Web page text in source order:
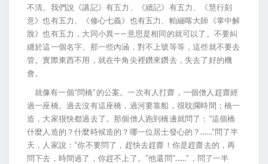
不清。我們說《講記》有五力、《續記》有五力、《慧行刻
意》也有五力、《修心七義》也有五力、帕繃喀大師《掌中解
脫》也有五力，大同小異——意思是相同的就可以了。不要糾
纏於這一個名字、那一些內涵，對不上號等等，這些就不要去
管。實際東西不用，就在牛角尖裡鑽來鑽去，失去了好的機
會。
就像有一個“問橋”的公案。一次有人打齋，一個僧人趕齋經
過一座橋。過去沒有這座橋，過河要靠船，很耽擱時間；橋一
造，大家很快都過去了。那個僧人跑到橋邊就問了：“這個橋
什麼人造的？什麼時候造的？哪一位居士發心的？……”問了半
天，人家說：“你不要問了，趕快去趕齋！你是趕齋去的，再
問下去，時間過了，你趕不上了。”他還問“……”，問了一半